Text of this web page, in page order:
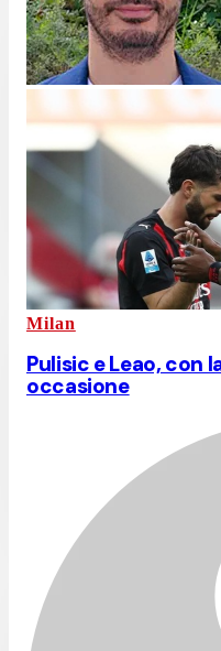
Milan
Pulisic e Leao, con
occasione